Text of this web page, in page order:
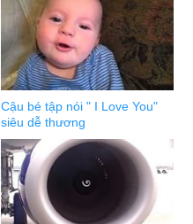
Cậu bé tập nói " I Love You"
siêu dễ thương